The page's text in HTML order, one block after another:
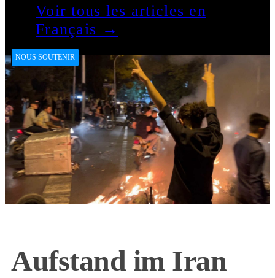
Voir tous les articles en
Français →
NOUS SOUTENIR
Aufstand im Iran